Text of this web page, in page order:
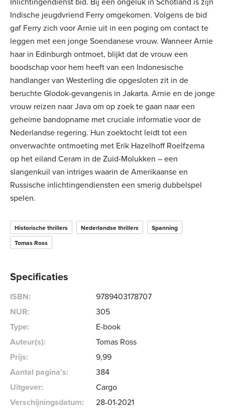
Indische jeugdvriend Ferry omgekomen. Volgens de bid
gaf Ferry zich voor Arnie uit in een poging om contact te
leggen met een jonge Soendanese vrouw. Wanneer Arnie
haar in Edinburgh ontmoet, blijkt dat de vrouw een
boodschap voor hem heeft van een Indonesische
handlanger van Westerling die opgesloten zit in de
beruchte Glodok-gevangenis in Jakarta. Arnie en de jonge
vrouw reizen naar Java om op zoek te gaan naar een
geheime bandopname met cruciale informatie voor de
Nederlandse regering. Hun zoektocht leidt tot een
onverwachte ontmoeting met Erik Hazelhoff Roelfzema
op het eiland Ceram in de Zuid-Molukken – een
slangenkuil van intriges waarin de Amerikaanse en
Russische inlichtingendiensten een smerig dubbelspel
spelen.
Historische thrillers Nederlandse thrillers
Spanning
Tomas Ross
Specificaties
ISBN:
9789403178707
NUR:
305
Type:
E-book
Auteur(s):
Tomas Ross
Prijs:
9,99
Aantal pagina's:
384
Uitgever:
Cargo
Verschijningsdatum:
28-01-2021